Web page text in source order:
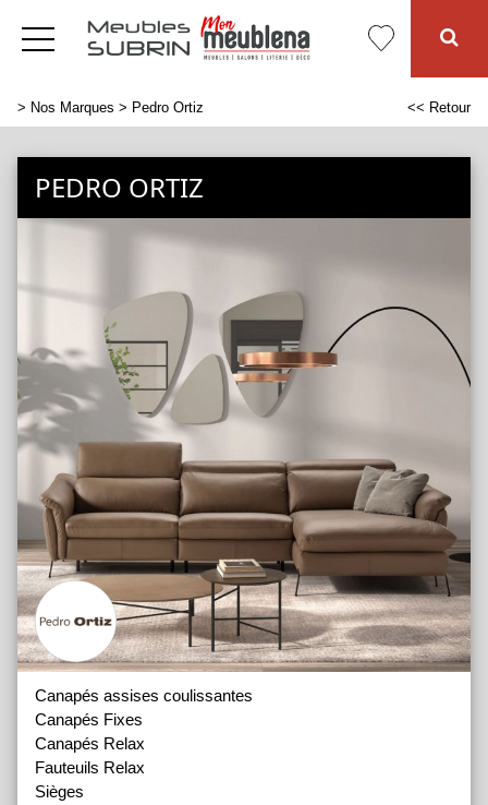
> Nos Marques > Pedro Ortiz << Retour
PEDRO ORTIZ
Canapés assises coulissantes
Canapés Fixes
Canapés Relax
Fauteuils Relax
Sièges